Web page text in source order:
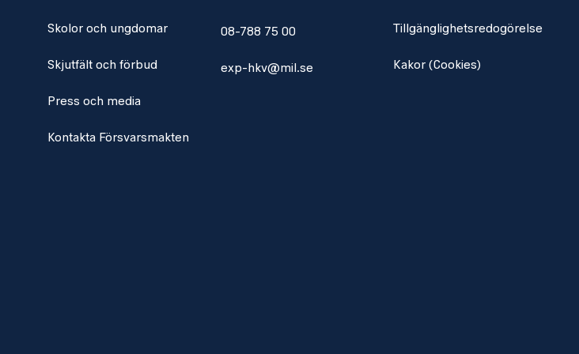
Skolor och ungdomar
Skjutfält och förbud
Press och media
Kontakta Försvarsmakten
08-788 75 00
exp-hkv@mil.se
Tillgänglighetsredogörelse
Kakor (Cookies)